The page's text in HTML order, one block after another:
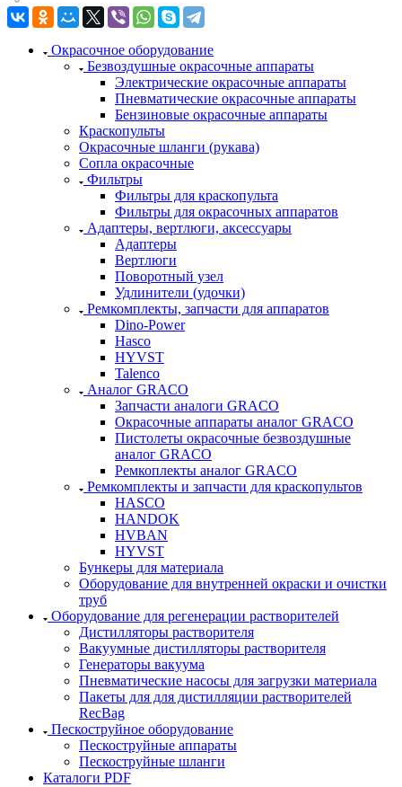
Окрасочное оборудование
Безвоздушные окрасочные аппараты
Электрические окрасочные аппараты
Пневматические окрасочные аппараты
Бензиновые окрасочные аппараты
Краскопульты
Окрасочные шланги (рукава)
Сопла окрасочные
Фильтры
Фильтры для краскопульта
Фильтры для окрасочных аппаратов
Адаптеры, вертлюги, аксессуары
Адаптеры
Вертлюги
Поворотный узел
Удлинители (удочки)
Ремкомплекты, запчасти для аппаратов
Dino-Power
Hasco
HYVST
Talenco
Аналог GRACO
Запчасти аналоги GRACO
Окрасочные аппараты аналог GRACO
Пистолеты окрасочные безвоздушные
аналог GRACO
Ремкоплекты аналог GRACO
Ремкомплекты и запчасти для краскопультов
HASCO
HANDOK
HVBAN
HYVST
Бункеры для материала
Оборудование для внутренней окраски и очистки
труб
Оборудование для регенерации растворителей
Дистилляторы растворителя
Вакуумные дистилляторы растворителя
Генераторы вакуума
Пневматические насосы для загрузки материала
Пакеты для для дистилляции растворителей
RecBag
Пескоструйное оборудование
Пескоструйные аппараты
Пескоструйные шланги
Каталоги PDF